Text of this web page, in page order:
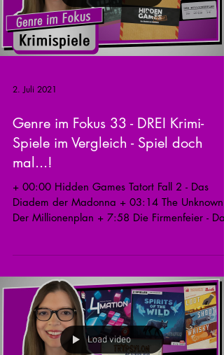
2. Juli 2021
Genre im Fokus 33 - DREI Krimi-
Spiele im Vergleich - Spiel doch
mal...!
+ 00:00 Hidden Games Tatort Fall 2 - Das
Diadem der Madonna + 03:14 The Unknown -
Der Millionenplan + 7:58 Die Firmenfeier - Das
Load video